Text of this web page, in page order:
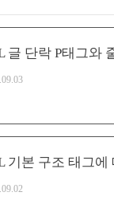
글 단락 P태그와
기본 구조 태그에